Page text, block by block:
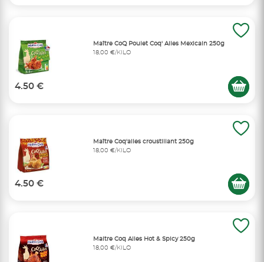
Maître CoQ Poulet Coq' Ailes Mexicain 250g
18,00 €/KILO
4.50 €
Maître Coq'ailes croustillant 250g
18,00 €/KILO
4.50 €
Maitre Coq Ailes Hot & Spicy 250g
18,00 €/KILO